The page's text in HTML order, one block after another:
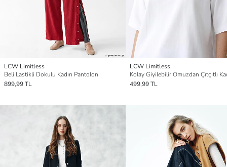
LCW Limitless
Beli Lastikli Dokulu Kadın Pantolon
899,99 TL
LCW Limitless
499,99 TL